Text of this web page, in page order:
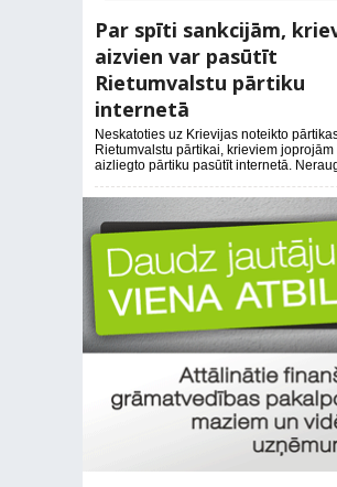
Par spīti sankcijām,
aizvien var pasūtīt
Rietumvalstu pārtiku
internetā
Neskatoties uz Krievijas noteikto
Rietumvalstu pārtikai, krieviem joprojām
aizliegto pārtiku pasūtīt internetā.